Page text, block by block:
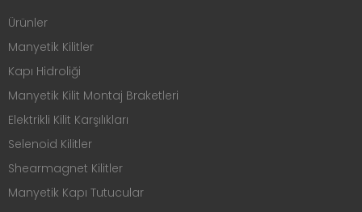
Ürünler
Manyetik Kilitler
Kapı Hidroliği
Manyetik Kilit Montaj Braketleri
Elektrikli Kilit Karşılıkları
Selenoid Kilitler
Shearmagnet Kilitler
Manyetik Kapı Tutucular